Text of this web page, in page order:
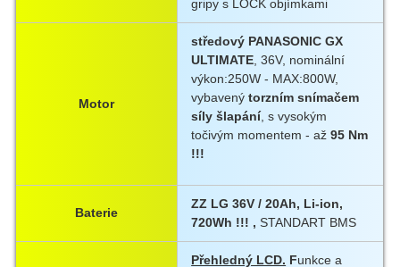
gripy s LOCK objímkami
Motor
středový PANASONIC GX
ULTIMATE , 36V, nominální
výkon:250W - MAX:800W,
vybavený torzním snímačem
síly šlapání, s vysokým
točivým momentem - až95 Nm
!!!
Baterie
ZZ LG 36V / 20Ah, Li-ion,
720Wh !!! ,STANDART BMS
Přehledný LCD. Funkce a